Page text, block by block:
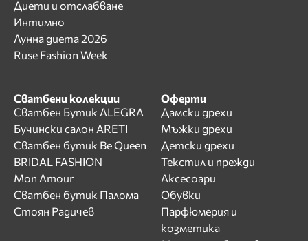
Диети и отслабване
Интимно
Лунна диета 2026
Ruse Fashion Week
Сватбени колекции
Сватбен Бутик ALEGRA
Бучински салон ARETI
Сватбен бутик Be Queen
BRIDAL FASHION
Mon Amour
Сватбен бутик Палома
Стоян Радичев
Оферти
Дамски дрехи
Мъжки дрехи
Детски дрехи
Текстил и прежди
Аксесоари
Обувки
Парфюмерия и
козметика